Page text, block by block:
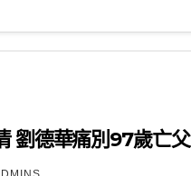
劉德華痛別97歲亡父